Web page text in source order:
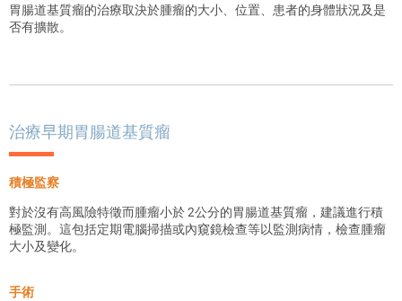
胃腸道基質瘤的治療取決於腫瘤的大小、位置、患者的身體狀況及是
否有擴散。
治療早期胃腸道基質瘤
積極監察
對於沒有高風險特徵而腫瘤小於 2公分的胃腸道基質瘤，建議進行積
極監測。這包括定期電腦掃描或內窺鏡檢查等以監測病情，檢查腫瘤​​
大小及變化。
手術